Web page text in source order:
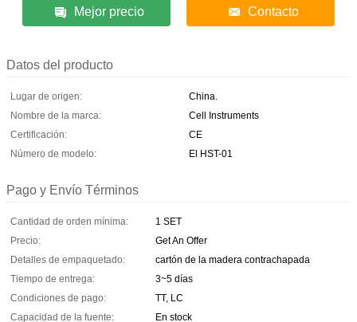
Mejor precio Contacto
Datos del producto
Lugar de origen:
China.
Nombre de la marca:
Cell Instruments
Certificación:
CE
Número de modelo:
El HST-01
Pago y Envío Términos
Cantidad de orden mínima:
1 SET
Precio:
Get An Offer
Detalles de empaquetado:
cartón de la madera contrachapada
Tiempo de entrega:
3~5 días
Condiciones de pago:
TT, LC
Capacidad de la fuente:
En stock